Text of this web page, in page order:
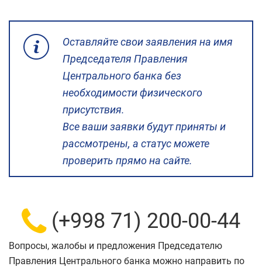
Оставляйте свои заявления на имя
Председателя Правления
Центрального банка без
необходимости физического
присутствия.
Все ваши заявки будут приняты и
рассмотрены, а статус можете
проверить прямо на сайте.
(+998 71) 200-00-44
Вопросы, жалобы и предложения Председателю
Правления Центрального банка можно направить по